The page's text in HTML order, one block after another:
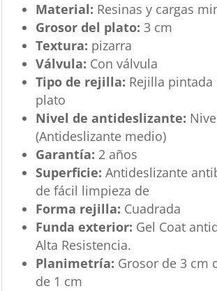
Material: Resinas y cargas
Grosor del plato: 3 cm
Textura: pizarra
Válvula: Con válvula
Tipo de rejilla: Rejilla pintada
plato
Nivel de antideslizante:
(Antideslizante medio)
Garantía: 2 años
Superficie: Antideslizante
de fácil limpieza de
Forma rejilla: Cuadrada
Funda exterior: Gel Coat
Alta Resistencia.
Planimetría: Grosor de 3 cm
de 1 cm